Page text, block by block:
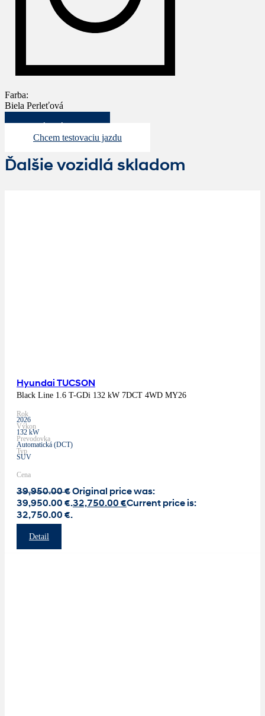
Farba:
Biela Perleťová
Mám záujem
Chcem testovaciu jazdu
Ďalšie vozidlá skladom
Hyundai TUCSON
Black Line 1.6 T-GDi 132 kW 7DCT 4WD MY26
Rok
2026
Výkon
132 kW
Prevodovka
Automatická (DCT)
Typ
SUV
Cena
39,950.00€Original price was:
39,950.00 €.32,750.00 €Current price is:
32,750.00 €.
Detail